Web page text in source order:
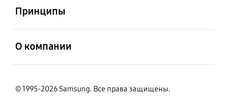
Принципы
О компании
© 1995-2026 Samsung. Все права защищены.